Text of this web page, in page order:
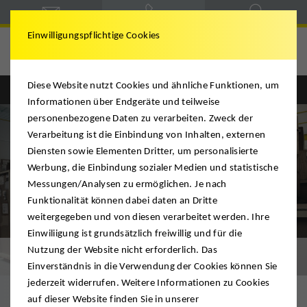
Englisch Deutsch
Third Party Logistics
Einwilligungspflichtige Cookies
Diese Website nutzt Cookies und ähnliche Funktionen, um
Informationen über Endgeräte und teilweise
personenbezogene Daten zu verarbeiten. Zweck der
Verarbeitung ist die Einbindung von Inhalten, externen
Diensten sowie Elementen Dritter, um personalisierte
Werbung, die Einbindung sozialer Medien und statistische
Messungen/Analysen zu ermöglichen. Je nach
Funktionalität können dabei daten an Dritte
weitergegeben und von diesen verarbeitet werden. Ihre
Einwiliigung ist grundsätzlich freiwillig und für die
Nutzung der Website nicht erforderlich. Das
Einverständnis in die Verwendung der Cookies können Sie
jederzeit widerrufen. Weitere Informationen zu Cookies
auf dieser Website finden Sie in unserer